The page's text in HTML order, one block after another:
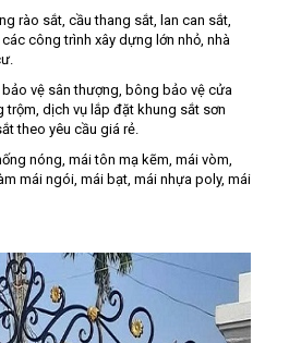
rào sắt, cầu thang sắt, lan can sắt,
công trình xây dựng lớn nhỏ, nhà
vệ sân thượng, bông bảo vệ cửa
trộm, dịch vụ lắp đặt khung sắt sơn
theo yêu cầu giá rẻ.
nóng, mái tôn mạ kẽm, mái vòm,
mái ngói, mái bạt, mái nhựa poly, mái